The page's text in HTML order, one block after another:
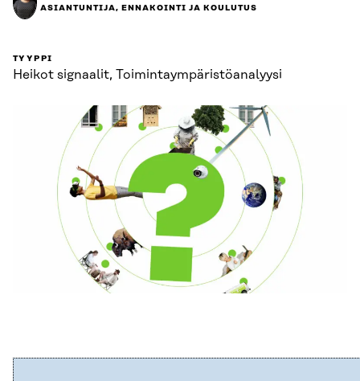
ASIANTUNTIJA, ENNAKOINTI JA KOULUTUS
TYYPPI
Heikot signaalit, Toimintaympäristö­analyysi